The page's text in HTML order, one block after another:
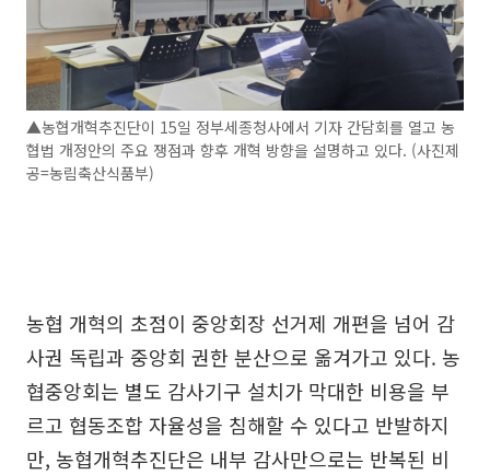
▲농협개혁추진단이 15일 정부세종청사에서 기자 간담회를 열고 농
협법 개정안의 주요 쟁점과 향후 개혁 방향을 설명하고 있다. (사진제
공=농림축산식품부)
농협 개혁의 초점이 중앙회장 선거제 개편을 넘어 감
사권 독립과 중앙회 권한 분산으로 옮겨가고 있다. 농
협중앙회는 별도 감사기구 설치가 막대한 비용을 부
르고 협동조합 자율성을 침해할 수 있다고 반발하지
만, 농협개혁추진단은 내부 감사만으로는 반복된 비